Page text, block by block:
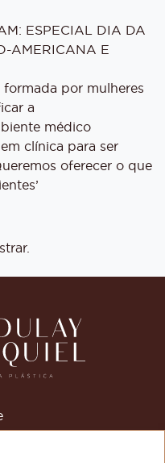
ESPECIAL DIA DA
AMERICANA E
por mulheres
a
médico
clínica para ser
oferecer o que